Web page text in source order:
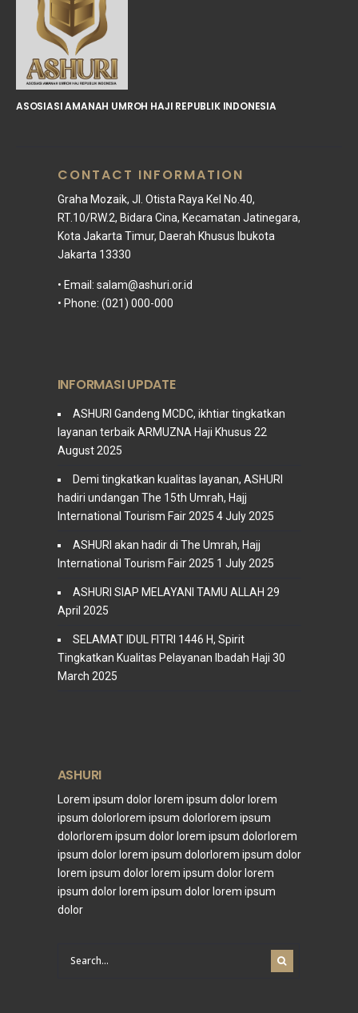
ASOSIASI AMANAH UMROH HAJI REPUBLIK INDONESIA
CONTACT INFORMATION
Graha Mozaik, Jl. Otista Raya Kel No.40,
RT.10/RW.2, Bidara Cina, Kecamatan Jatinegara,
Kota Jakarta Timur, Daerah Khusus Ibukota
Jakarta 13330
• Email: salam@ashuri.or.id
• Phone: (021) 000-000
INFORMASI UPDATE
ASHURI Gandeng MCDC, ikhtiar tingkatkan
layanan terbaik ARMUZNA Haji Khusus 22
August 2025
Demi tingkatkan kualitas layanan, ASHURI
hadiri undangan The 15th Umrah, Hajj
International Tourism Fair 2025 4 July 2025
ASHURI akan hadir di The Umrah, Hajj
International Tourism Fair 2025 1 July 2025
ASHURI SIAP MELAYANI TAMU ALLAH 29
April 2025
SELAMAT IDUL FITRI 1446 H, Spirit
Tingkatkan Kualitas Pelayanan Ibadah Haji 30
March 2025
ASHURI
Lorem ipsum dolor lorem ipsum dolor lorem
ipsum dolorlorem ipsum dolorlorem ipsum
dolorlorem ipsum dolor lorem ipsum dolorlorem
ipsum dolor lorem ipsum dolorlorem ipsum dolor
lorem ipsum dolor lorem ipsum dolor lorem
ipsum dolor lorem ipsum dolor lorem ipsum
dolor